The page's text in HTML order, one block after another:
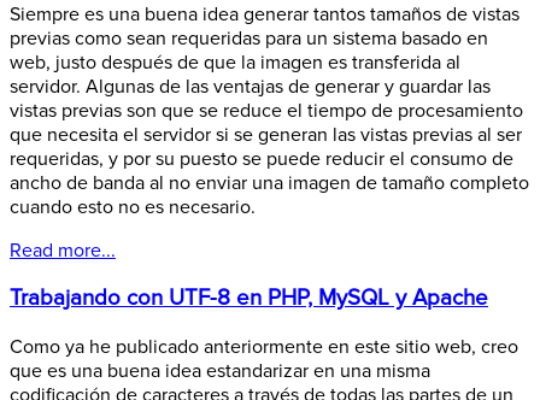
Siempre es una buena idea generar tantos tamaños de vistas
previas como sean requeridas para un sistema basado en
web, justo después de que la imagen es transferida al
servidor. Algunas de las ventajas de generar y guardar las
vistas previas son que se reduce el tiempo de procesamiento
que necesita el servidor si se generan las vistas previas al ser
requeridas, y por su puesto se puede reducir el consumo de
ancho de banda al no enviar una imagen de tamaño completo
cuando esto no es necesario.
Read more...
Trabajando con UTF-8 en PHP, MySQL y Apache
Como ya he publicado anteriormente en este sitio web, creo
que es una buena idea estandarizar en una misma